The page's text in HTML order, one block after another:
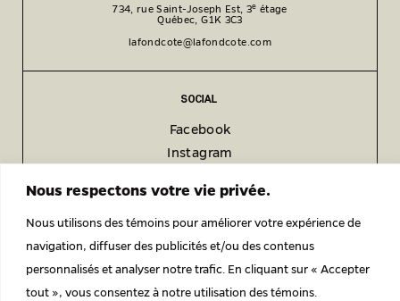
Nous respectons votre vie privée.
Nous utilisons des témoins pour améliorer votre expérience de
navigation, diffuser des publicités et/ou des contenus
personnalisés et analyser notre trafic. En cliquant sur « Accepter
tout », vous consentez à notre utilisation des témoins.
734, rue Saint-Joseph Est, 3e étage
Québec, G1K 3C3
lafondcote@lafondcote.com
SOCIAL
Facebook
Instagram
POLITIQUE DE CONFIDENTIALITÉ
© 2026 LAFOND CÔTÉ ARCHITECTES ENGAGÉS.